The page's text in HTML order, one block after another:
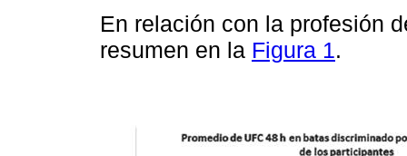
En relación con la profesión
resumen en la Figura 1.